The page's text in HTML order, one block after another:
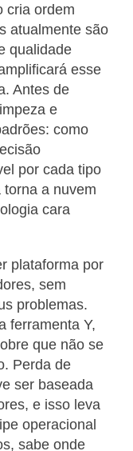
cria ordem
atualmente são
qualidade
esse
Antes de
e
como
por cada tipo
a nuvem
cara
plataforma por
sem
problemas.
ferramenta Y,
que não se
Perda de
ser baseada
e isso leva
operacional
sabe onde